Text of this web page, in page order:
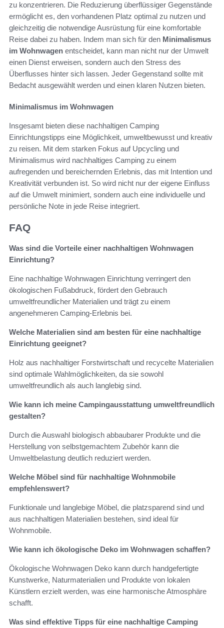
zu konzentrieren. Die Reduzierung überflüssiger Gegenstände
ermöglicht es, den vorhandenen Platz optimal zu nutzen und
gleichzeitig die notwendige Ausrüstung für eine komfortable
Reise dabei zu haben. Indem man sich für den Minimalismus
im Wohnwagen entscheidet, kann man nicht nur der Umwelt
einen Dienst erweisen, sondern auch den Stress des
Überflusses hinter sich lassen. Jeder Gegenstand sollte mit
Bedacht ausgewählt werden und einen klaren Nutzen bieten.
Minimalismus im Wohnwagen
Insgesamt bieten diese nachhaltigen Camping
Einrichtungstipps eine Möglichkeit, umweltbewusst und kreativ
zu reisen. Mit dem starken Fokus auf Upcycling und
Minimalismus wird nachhaltiges Camping zu einem
aufregenden und bereichernden Erlebnis, das mit Intention und
Kreativität verbunden ist. So wird nicht nur der eigene Einfluss
auf die Umwelt minimiert, sondern auch eine individuelle und
persönliche Note in jede Reise integriert.
FAQ
Was sind die Vorteile einer nachhaltigen Wohnwagen
Einrichtung?
Eine nachhaltige Wohnwagen Einrichtung verringert den
ökologischen Fußabdruck, fördert den Gebrauch
umweltfreundlicher Materialien und trägt zu einem
angenehmeren Camping-Erlebnis bei.
Welche Materialien sind am besten für eine nachhaltige
Einrichtung geeignet?
Holz aus nachhaltiger Forstwirtschaft und recycelte Materialien
sind optimale Wahlmöglichkeiten, da sie sowohl
umweltfreundlich als auch langlebig sind.
Wie kann ich meine Campingausstattung umweltfreundlich
gestalten?
Durch die Auswahl biologisch abbaubarer Produkte und die
Herstellung von selbstgemachtem Zubehör kann die
Umweltbelastung deutlich reduziert werden.
Welche Möbel sind für nachhaltige Wohnmobile
empfehlenswert?
Funktionale und langlebige Möbel, die platzsparend sind und
aus nachhaltigen Materialien bestehen, sind ideal für
Wohnmobile.
Wie kann ich ökologische Deko im Wohnwagen schaffen?
Ökologische Wohnwagen Deko kann durch handgefertigte
Kunstwerke, Naturmaterialien und Produkte von lokalen
Künstlern erzielt werden, was eine harmonische Atmosphäre
schafft.
Was sind effektive Tipps für eine nachhaltige Camping